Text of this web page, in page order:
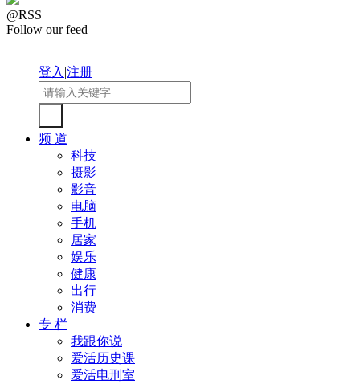
@RSS
Follow our feed
登入|注册
频 道
科技
摄影
影音
电脑
手机
居家
娱乐
健康
出行
消费
专 栏
我跟你说
爱活历史课
爱活电刑室